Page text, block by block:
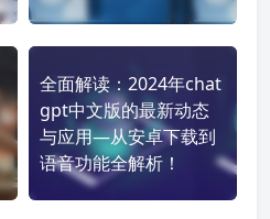
全面解读：2024年chat
gpt中文版的最新动态
与应用—从安卓下载到
语音功能全解析！